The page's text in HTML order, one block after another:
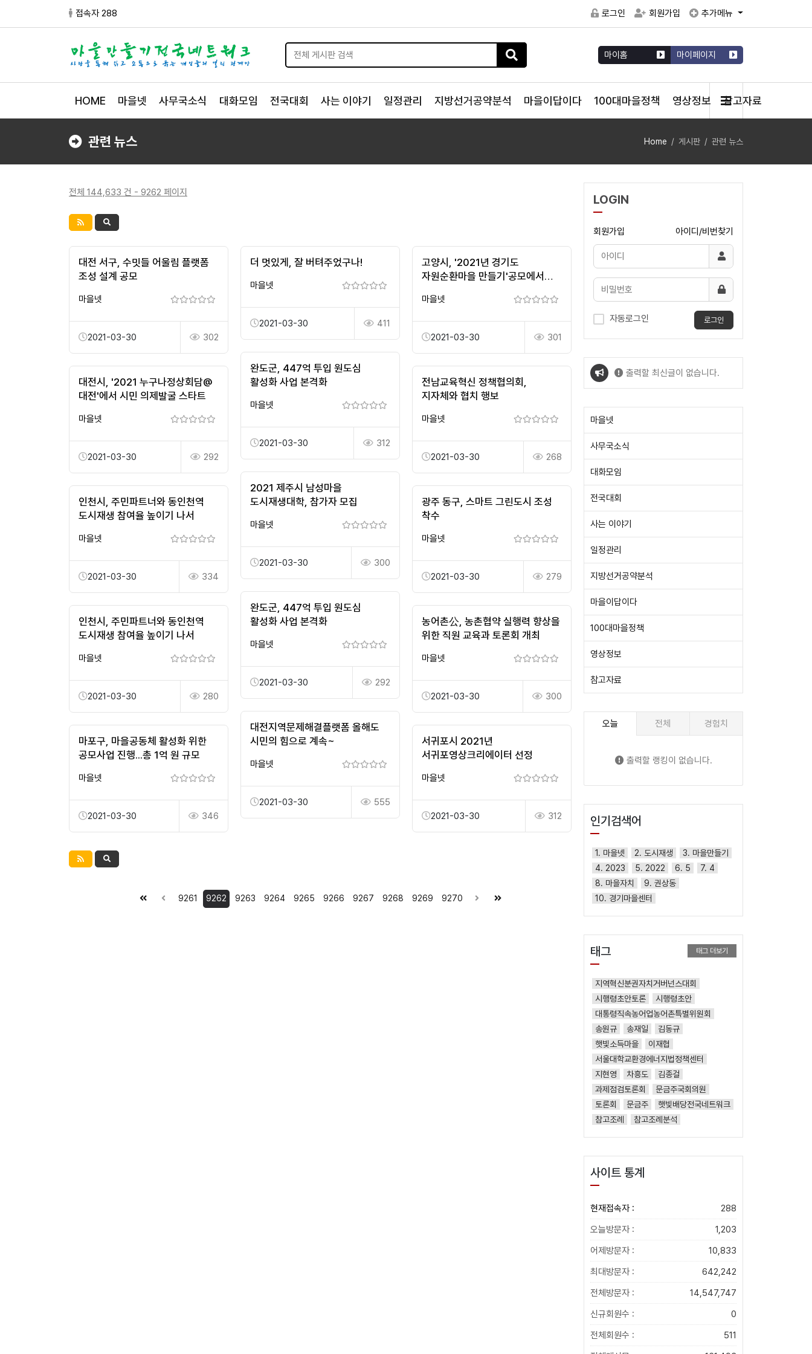
접속자 288 로그인 회원가입 추가메뉴
마이홈 마이페이지
HOME 마을넷 사무국소식 대화모임 전국대회 사는 이야기 일정관리 지방선거공약분석 마을이답이다 100대마을정책 영상정보 참고자료
관련 뉴스 Home 게시판 관련 뉴스
전체 144,633 건 - 9262 페이지
대전 서구, 수밋들 어울림 플랫폼
조성 설계 공모
마을넷
2021-03-30 302
더 멋있게, 잘 버텨주었구나!
마을넷
2021-03-30 411
고양시, '2021년 경기도
자원순환마을 만들기'공모에서
마을넷
2021-03-30 301
완도군, 447억 투입 원도심
활성화 사업 본격화
마을넷
2021-03-30 312
대전시, '2021 누구나정상회담@
대전'에서 시민 의제발굴 스타트
마을넷
2021-03-30 292
전남교육혁신 정책협의회,
지자체와 협치 행보
마을넷
2021-03-30 268
2021 제주시 남성마을
도시재생대학, 참가자 모집
마을넷
2021-03-30 300
인천시, 주민파트너와 동인천역
도시재생 참여율 높이기 나서
마을넷
2021-03-30 334
광주 동구, 스마트 그린도시 조성
착수
마을넷
2021-03-30 279
완도군, 447억 투입 원도심
활성화 사업 본격화
마을넷
2021-03-30 292
인천시, 주민파트너와 동인천역
도시재생 참여율 높이기 나서
마을넷
2021-03-30 280
농어촌公, 농촌협약 실행력 향상을
위한 직원 교육과 토론회 개최
마을넷
2021-03-30 300
대전지역문제해결플랫폼 올해도
시민의 힘으로 계속~
마을넷
2021-03-30 555
마포구, 마을공동체 활성화 위한
공모사업 진행...총 1억 원 규모
마을넷
2021-03-30 346
서귀포시 2021년
서귀포영상크리에이터 선정
마을넷
2021-03-30 312
9261 9262 9263 9264 9265 9266 9267 9268 9269 9270
LOGIN
회원가입 아이디/비번찾기
자동로그인 로그인
출력할 최신글이 없습니다.
마을넷
사무국소식
대화모임
전국대회
사는 이야기
일정관리
지방선거공약분석
마을이답이다
100대마을정책
영상정보
참고자료
오늘 전체 경험치
출력할 랭킹이 없습니다.
인기검색어
1. 마을넷 2. 도시재생
3. 마을만들기
4. 2023
5. 2022 6. 5
7. 4
8. 마을자치
9. 권상동
10. 경기마을센터
태그 태그 더보기
지역혁신분권자치거버넌스대회
시행령초안토론
시행령초안
대통령직속농어업농어촌특별위원회
송원규
송재일
김동규
햇빛소득마을
이재협
서울대학교환경에너지법정책센터
지현영
차흥도
김종걸
과제점검토론회
문금주국회의원
토론회
문금주
햇빛배당전국네트워크
참고조례
참고조례분석
사이트 통계
현재접속자 :
288
오늘방문자 :
1,203
어제방문자 :
10,833
최대방문자 :
642,242
전체방문자 :
14,547,747
신규회원수 :
0
전체회원수 :
511